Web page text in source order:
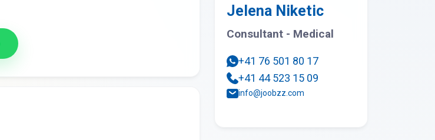
Jelena Niketic
Consultant - Medical
+41 76 501 80 17
+41 44 523 15 09
info@joobzz.com